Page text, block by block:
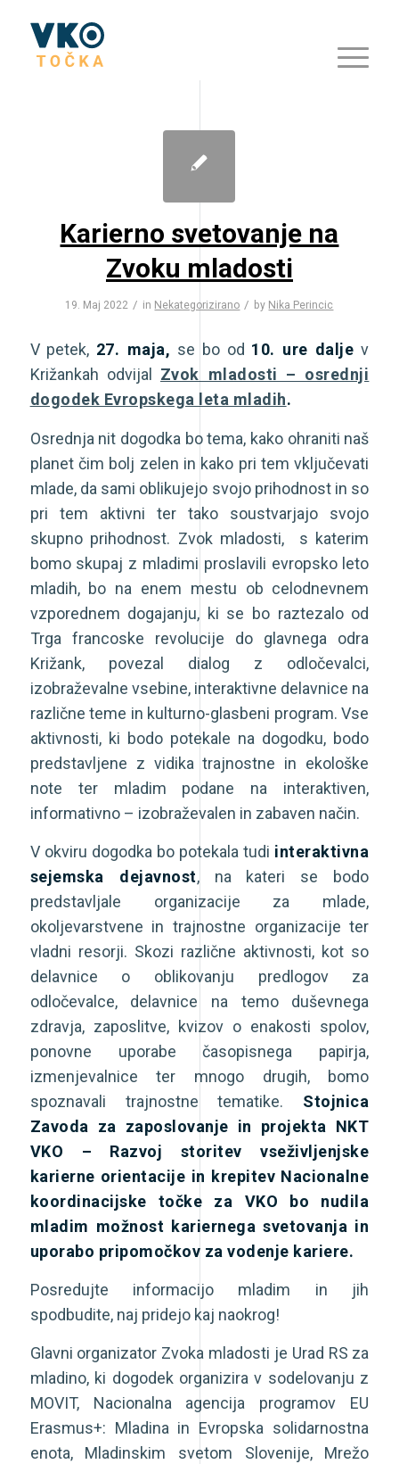
Karierno svetovanje na
Zvoku mladosti
19. Maj 2022 / in Nekategorizirano / by Nika Perincic
V petek, 27. maja, se bo od 10. ure daljev
Križankah odvijal Zvok mladosti – osrednji
dogodek Evropskega leta mladih.
Osrednja nit dogodka bo tema, kako ohraniti naš
planet čim bolj zelen in kako pri tem vključevati
mlade, da sami oblikujejo svojo prihodnost in so
pri tem aktivni ter tako soustvarjajo svojo
skupno prihodnost. Zvok mladosti, s katerim
bomo skupaj z mladimi proslavili evropsko leto
mladih, bo na enem mestu ob celodnevnem
vzporednem dogajanju, ki se bo raztezalo od
Trga francoske revolucije do glavnega odra
Križank, povezal dialog z odločevalci,
izobraževalne vsebine, interaktivne delavnice na
različne teme in kulturno-glasbeni program. Vse
aktivnosti, ki bodo potekale na dogodku, bodo
predstavljene z vidika trajnostne in ekološke
note ter mladim podane na interaktiven,
informativno – izobraževalen in zabaven način.
V okviru dogodka bo potekala tudi interaktivna
sejemska dejavnost, na kateri se bodo
predstavljale organizacije za mlade,
okoljevarstvene in trajnostne organizacije ter
vladni resorji. Skozi različne aktivnosti, kot so
delavnice o oblikovanju predlogov za
odločevalce, delavnice na temo duševnega
zdravja, zaposlitve, kvizov o enakosti spolov,
ponovne uporabe časopisnega papirja,
izmenjevalnice ter mnogo drugih, bomo
spoznavali trajnostne tematike. Stojnica
Zavoda za zaposlovanje in projekta NKT
VKO – Razvoj storitev vseživljenjske
karierne orientacije in krepitev Nacionalne
koordinacijske točke za VKO bo nudila
mladim možnost kariernega svetovanja in
uporabo pripomočkov za vodenje kariere.
Posredujte informacijo mladim in jih
spodbudite, naj pridejo kaj naokrog!
Glavni organizator Zvoka mladosti je Urad RS za
mladino, ki dogodek organizira v sodelovanju z
MOVIT, Nacionalna agencija programov EU
Erasmus+: Mladina in Evropska solidarnostna
enota, Mladinskim svetom Slovenije, Mrežo